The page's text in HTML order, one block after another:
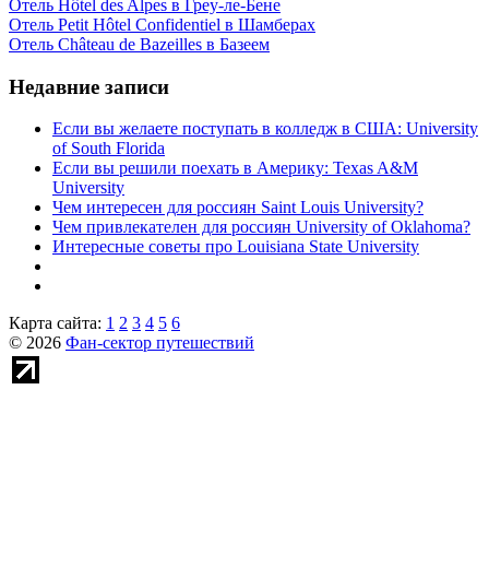
Отель Hôtel des Alpes в Греу-ле-Бене
Отель Petit Hôtel Confidentiel в Шамберах
Отель Château de Bazeilles в Базеем
Недавние записи
Если вы желаете поступать в колледж в США: University
of South Florida
Если вы решили поехать в Америку: Texas A&M
University
Чем интересен для россиян Saint Louis University?
Чем привлекателен для россиян University of Oklahoma?
Интересные советы про Louisiana State University
Карта сайта: 1 2 3 4 5 6
© 2026 Фан-сектор путешествий